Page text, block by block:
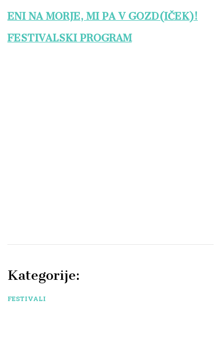
ENI NA MORJE, MI PA V GOZD(IČEK)!
FESTIVALSKI PROGRAM
Kategorije:
FESTIVALI